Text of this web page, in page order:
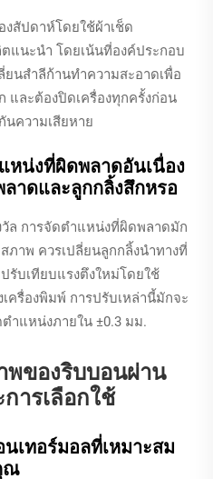
สัปดาห์โดยใช้ผ้าเช็ด
แนะนำ โดยเน้นที่องค์ประกอบ
ยนสำลีก้านทำความสะอาดเพื่อ
และต้องปิดเครื่องทุกครั้งก่อน
นความเสียหาย
น่งที่ผิดพลาดอันเนื่อง
าดและลูกกลิ้งสึกหรอ
ล การจัดตำแหน่งที่ผิดพลาดมัก
ภาพ ควรเปลี่ยนลูกกลิ้งนำทางที่
รับเทียบแรงตึงใหม่โดยใช้
รื่องพิมพ์ การปรับเหล่านี้มักจะ
ำแหน่งภายใน ±0.3 มม.
พของริบบอนผ่าน
ารเลือกใช้
เทอร์มอลที่เหมาะสม
ณ